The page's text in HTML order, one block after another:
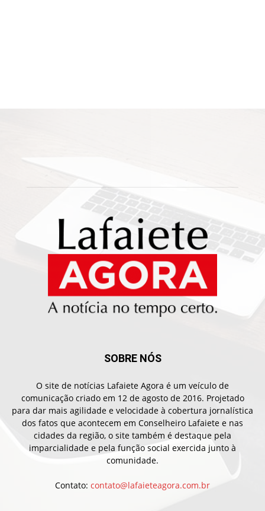
SOBRE NÓS
O site de notícias Lafaiete Agora é um veículo de
comunicação criado em 12 de agosto de 2016. Projetado
para dar mais agilidade e velocidade à cobertura jornalística
dos fatos que acontecem em Conselheiro Lafaiete e nas
cidades da região, o site também é destaque pela
imparcialidade e pela função social exercida junto à
comunidade.
Contato: contato@lafaieteagora.com.br